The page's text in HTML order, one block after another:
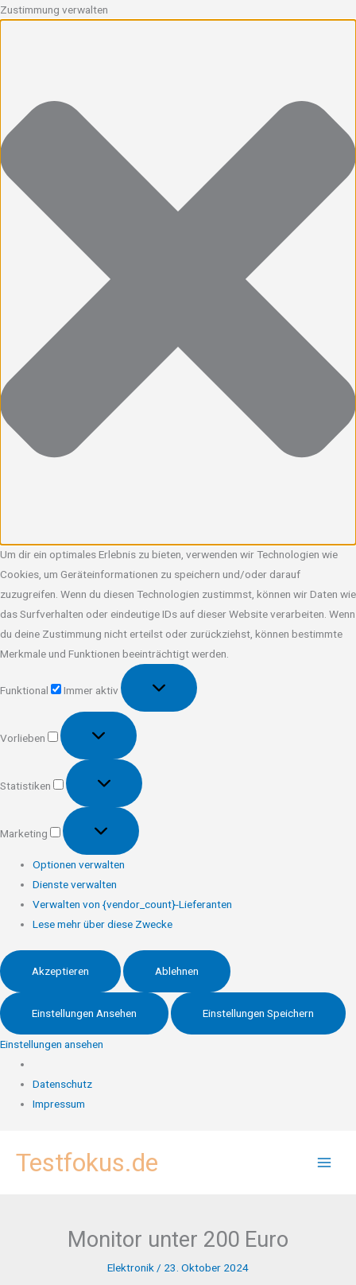
Zustimmung verwalten
Um dir ein optimales Erlebnis zu bieten, verwenden wir Technologien wie
Cookies, um Geräteinformationen zu speichern und/oder darauf
zuzugreifen. Wenn du diesen Technologien zustimmst, können wir Daten wie
das Surfverhalten oder eindeutige IDs auf dieser Website verarbeiten. Wenn
du deine Zustimmung nicht erteilst oder zurückziehst, können bestimmte
Merkmale und Funktionen beeinträchtigt werden.
Funktional
Immer aktiv
Vorlieben
Vorlieben
Statistiken
Statistiken
Marketing
Marketing
Optionen verwalten
Dienste verwalten
Verwalten von {vendor_count}-Lieferanten
Lese mehr über diese Zwecke
Akzeptieren Ablehnen
Einstellungen Ansehen Einstellungen Speichern
Einstellungen ansehen
Datenschutz
Impressum
InhaltTestfokus.de
Monitor unter 200 Euro
Elektronik / 23. Oktober 2024